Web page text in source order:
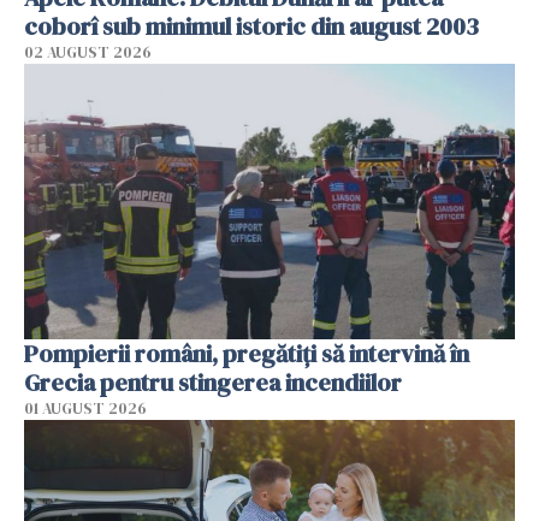
coborî sub minimul istoric din august 2003
02 AUGUST 2026
Pompierii români, pregătiţi să intervină în
Grecia pentru stingerea incendiilor
01 AUGUST 2026